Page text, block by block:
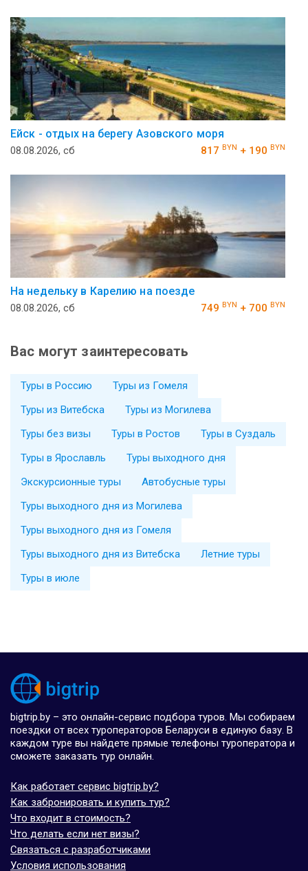
Ейск - отдых на берегу Азовского моря
08.08.2026, сб 817 BYN + 190 BYN
На недельку в Карелию на поезде
08.08.2026, сб 749 BYN + 700 BYN
Вас могут заинтересовать
Туры в Россию
Туры из Гомеля
Туры из Витебска
Туры из Могилева
Туры без визы
Туры в Ростов
Туры в Суздаль
Туры в Ярославль
Туры выходного дня
Экскурсионные туры
Автобусные туры
Туры выходного дня из Могилева
Туры выходного дня из Гомеля
Туры выходного дня из Витебска
Летние туры
Туры в июле
bigtrip.by – это онлайн-сервис подбора туров. Мы собираем
поездки от всех туроператоров Беларуси в единую базу. В
каждом туре вы найдете прямые телефоны туроператора и
сможете заказать тур онлайн.
Как работает сервис bigtrip.by?
Как забронировать и купить тур?
Что входит в стоимость?
Что делать если нет визы?
Связаться с разработчиками
Условия использования